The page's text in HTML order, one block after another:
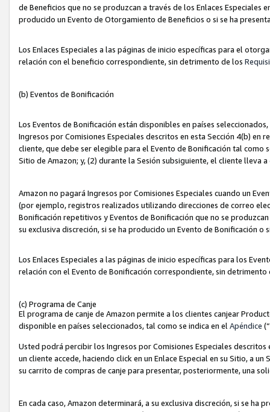
de Beneficios que no se produzcan a través de los Enlaces Especiales
producido un Evento de Otorgamiento de Beneficios o si se ha
Los Enlaces Especiales a las páginas de inicio específicas para el
relación con el beneficio correspondiente, sin detrimento de los
(b) Eventos de Bonificación
Los Eventos de Bonificación están disponibles en países
Ingresos por Comisiones Especiales descritos en esta Sección 4(b) en
cliente, que debe ser elegible para el Evento de Bonificación tal como
Sitio de Amazon; y, (2) durante la Sesión subsiguiente, el cliente lleva
Amazon no pagará Ingresos por Comisiones Especiales cuando un
(por ejemplo, registros realizados utilizando direcciones de correo
Bonificación repetitivos y Eventos de Bonificación que no se
su exclusiva discreción, si se ha producido un Evento de Bonificación
Los Enlaces Especiales a las páginas de inicio específicas para los
relación con el Evento de Bonificación correspondiente, sin
(c) Programa de Canje
El programa de canje de Amazon permite a los clientes canjear
disponible en países seleccionados, tal como se indica en el Apéndice
Usted podrá percibir los Ingresos por Comisiones Especiales
un cliente accede, haciendo click en un Enlace Especial en su Sitio, a
su carrito de compras de canje para presentar, posteriormente, una
En cada caso, Amazon determinará, a su exclusiva discreción, si se